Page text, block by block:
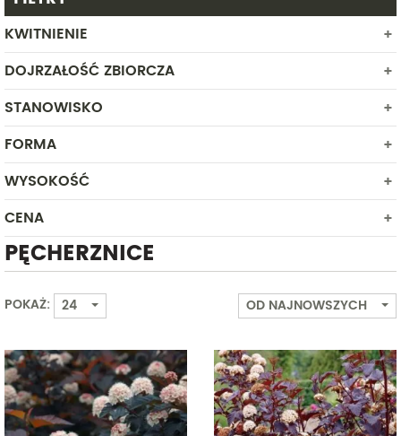
KWITNIENIE
MAJ
CZERWIEC
LIPIEC
SIERPIEŃ
DOJRZAŁOŚĆ ZBIORCZA
STANOWISKO
CIEŃ
PÓŁCIEŃ
SŁONECZNE
FORMA
ROŚLINA W POJEMNIKU
WYSOKOŚĆ
Od
CENA
Od Do
PĘCHERZNICE
POKAŻ: 24 OD NAJNOWSZYCH